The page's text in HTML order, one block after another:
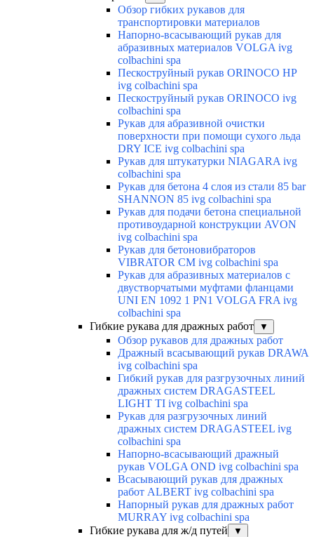
Обзор гибких рукавов для
транспортировки материалов
Напорно-всасывающий рукав для
абразивных материалов VOLGA ivg
colbachini spa
Пескоструйный рукав ORINOCO HP
ivg colbachini spa
Пескоструйный рукав ORINOCO ivg
colbachini spa
Рукав для абразивной очистки
поверхности при помощи сухого льда
DRY ICE ivg colbachini spa
Рукав для штукатурки NIAGARA ivg
colbachini spa
Рукав для бетона 4 слоя из стали 85 bar
SHANNON 85 ivg colbachini spa
Рукав для подачи бетона специальной
противоударной конструкции AVON
ivg colbachini spa
Рукав для бетоновибраторов
VIBRATOR CM ivg colbachini spa
Рукав для абразивных материалов с
двустворчатыми муфтами фланцами
UNI EN 1092 1 PN1 VOLGA FRA ivg
colbachini spa
Гибкие рукава для дражных работ
▼
Обзор рукавов для дражных работ
Дражный всасывающий рукав DRAWA
ivg colbachini spa
Гибкий рукав для разгрузочных линий
дражных систем DRAGASTEEL
LIGHT TI ivg colbachini spa
Рукав для разгрузочных линий
дражных систем DRAGASTEEL ivg
colbachini spa
Напорно-всасывающий дражный
рукав VOLGA OND ivg colbachini spa
Всасывающий рукав для дражных
работ ALBERT ivg colbachini spa
Напорный рукав для дражных работ
MURRAY ivg colbachini spa
Гибкие рукава для ж/д путей
▼